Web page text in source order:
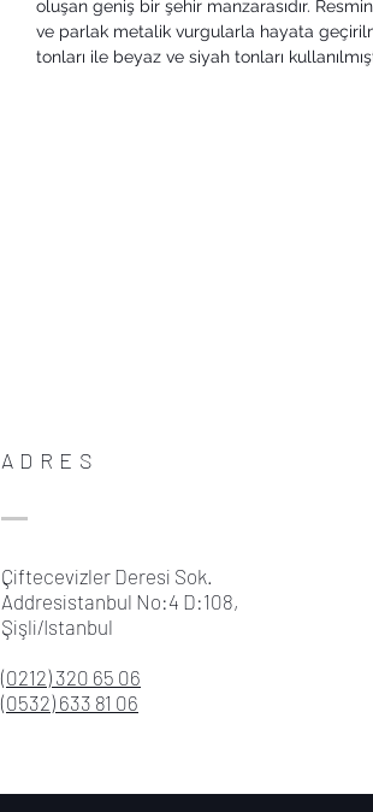
oluşan geniş bir şehir manzarasıdır.
ve parlak metalik vurgularla hayata
tonları ile beyaz ve siyah tonları
ADRES
Çiftecevizler Deresi Sok.
Addresistanbul No:4 D:108,
Şişli/Istanbul
(0212) 320 65 06
(0532) 633 81 06